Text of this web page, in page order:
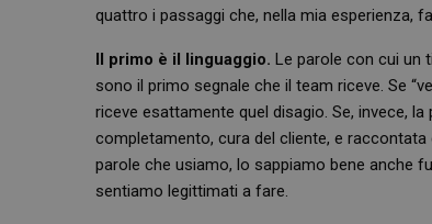
quattro i passaggi che, nella mia esperienza,
Il primo è il linguaggio. Le parole con cui un
sono il primo segnale che il team riceve. Se
riceve esattamente quel disagio. Se, invece,
completamento, cura del cliente, e
parole che usiamo, lo sappiamo bene anche
sentiamo legittimati a fare.
I cookie
e
NOME